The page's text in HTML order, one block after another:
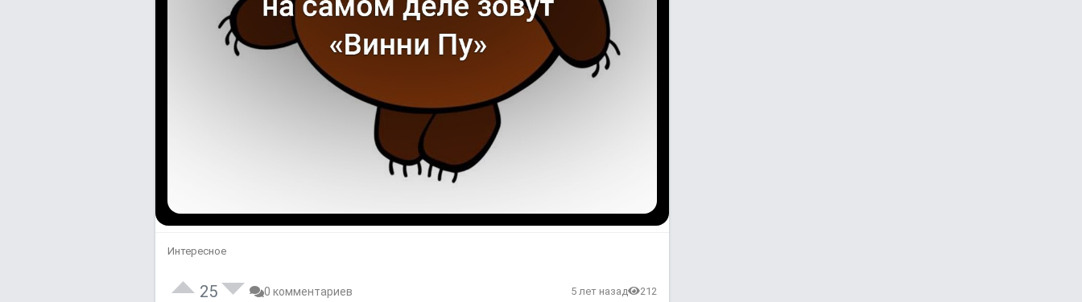
Интересное
25 0 комментариев 5 лет назад 212